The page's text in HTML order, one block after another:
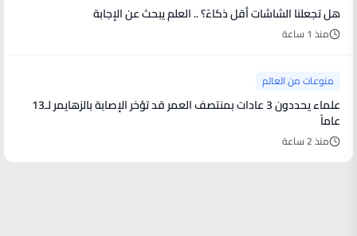
هل تجعلنا الشاشات أقل ذكاءً؟ .. العلم يبحث عن الإجابة
منذ 1 ساعة
منوعات من العالم
علماء يحددون 3 عادات بمنتصف العمر قد تؤخر الإصابة بالزهايمر لـ13
عاماً
منذ 2 ساعة